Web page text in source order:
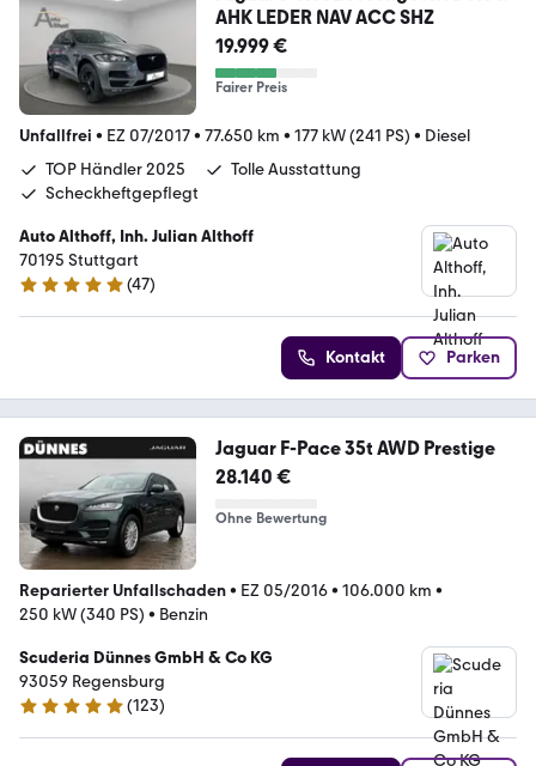
AHK LEDER NAV ACC SHZ
19.999 €
Fairer Preis
Unfallfrei • EZ 07/2017• 77.650 km • 177 kW (241 PS) • Diesel
TOP Händler 2025
Tolle Ausstattung
Scheckheftgepflegt
Auto Althoff, Inh. Julian Althoff
70195 Stuttgart
4.8 Sterne
(47)
Kontakt Parken
Jaguar F-Pace 35t AWD Prestige
28.140 €
Ohne Bewertung
Reparierter Unfallschaden• EZ 05/2016• 106.000 km •
250 kW (340 PS) • Benzin
Scuderia Dünnes GmbH & Co KG
93059 Regensburg
4.8 Sterne
(123)